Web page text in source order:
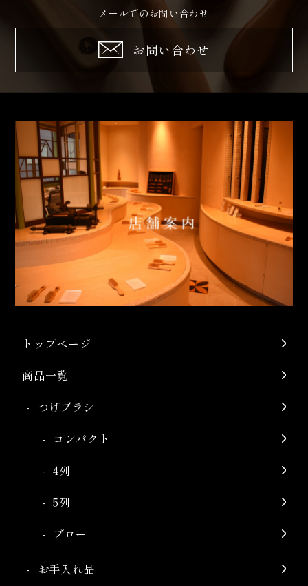
メールでのお問い合わせ
お問い合わせ
トップページ
商品一覧
つげブラシ
コンパクト
4列
5列
ブロー
お手入れ品